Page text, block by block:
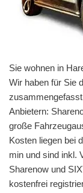
Sie wohnen in
Wir haben für Sie
Anbietern:
große
Kosten liegen bei
min und sind inkl.
Sharenow und
kostenfrei